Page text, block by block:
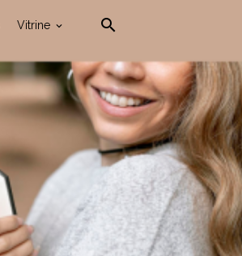
Vitrine